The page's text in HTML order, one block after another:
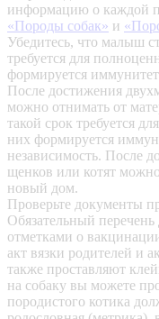
информацию о каждой
«Породы собак» и
Убедитесь, что малыш
требуется для
формируется
После достижения
можно отнимать от
такой срок требуется
них формируется
независимость. После
щенков или котят
новый дом.
Проверьте документы
Обязательный
отметками о
акт вязки родителей и
также проставляют
на собаку вы можете
породистого котика